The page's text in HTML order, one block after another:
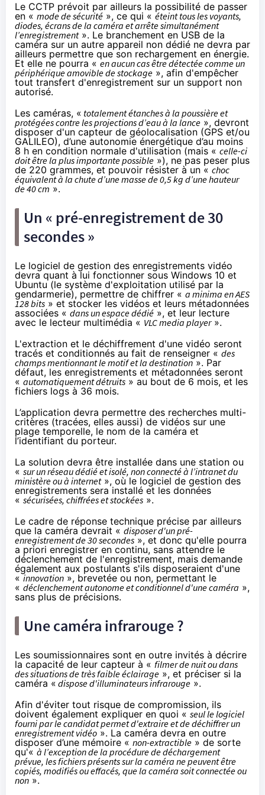
Le CCTP prévoit par ailleurs la possibilité de passer
en « mode de sécurité », ce qui « éteint tous les voyants,
diodes, écrans de la caméra et arrête simultanément
l’enregistrement». Le branchement en USB de la
caméra sur un autre appareil non dédié ne devra par
ailleurs permettre que son rechargement en énergie.
Et elle ne pourra « en aucun cas être détectée comme un
périphérique amovible de stockage », afin d'empêcher
tout transfert d'enregistrement sur un support non
autorisé.
Les caméras, « totalement étanches à la poussière et
protégées contre les projections d’eau à la lance », devront
disposer d'un capteur de géolocalisation (GPS et/ou
GALILEO), d’une autonomie énergétique d’au moins
8 h en condition normale d'utilisation (mais « celle-ci
doit être la plus importante possible »), ne pas peser plus
de 220 grammes, et pouvoir résister à un « choc
équivalent à la chute d’une masse de 0,5 kg d’une hauteur
de 40 cm ».
Un « pré-enregistrement de 30
secondes »
Le logiciel de gestion des enregistrements vidéo
devra quant à lui fonctionner sous Windows 10 et
Ubuntu (le système d'exploitation utilisé par la
gendarmerie), permettre de chiffrer « a minima en AES
128 bits » et stocker les vidéos et leurs métadonnées
associées « dans un espace dédié », et leur lecture
avec le lecteur multimédia « VLC media player».
L'extraction et le déchiffrement d'une vidéo seront
tracés et conditionnés au fait de renseigner « des
champs mentionnant le motif et la destination». Par
défaut, les enregistrements et métadonnées seront
« automatiquement détruits » au bout de 6 mois, et les
fichiers logs à 36 mois.
L’application devra permettre des recherches multi-
critères (tracées, elles aussi) de vidéos sur une
plage temporelle, le nom de la caméra et
l’identifiant du porteur.
La solution devra être installée dans une station ou
« sur un réseau dédié et isolé, non connecté à l’intranet du
ministère ou à internet», où le logiciel de gestion des
enregistrements sera installé et les données
« sécurisées, chiffrées et stockées ».
Le cadre de réponse technique précise par ailleurs
que la caméra devrait « disposer d'un pré-
enregistrement de 30 secondes », et donc qu'elle pourra
a priori enregistrer en continu, sans attendre le
déclenchement de l'enregistrement, mais demande
également aux postulants s'ils disposeraient d'une
«innovation », brevetée ou non, permettant le
« déclenchement autonome et conditionnel d'une caméra »,
sans plus de précisions.
Une caméra infrarouge ?
Les soumissionnaires sont en outre invités à décrire
la capacité de leur capteur à « filmer de nuit ou dans
des situations de très faible éclairage », et préciser si la
caméra « dispose d'illuminateurs infrarouge ».
Afin d'éviter tout risque de compromission, ils
doivent également expliquer en quoi « seul le logiciel
fourni par le candidat permet d'extraire et de déchiffrer un
enregistrement vidéo ». La caméra devra en outre
disposer d’une mémoire « non-extractible » de sorte
qu'« à l’exception de la procédure de déchargement
prévue, les fichiers présents sur la caméra ne peuvent être
copiés, modifiés ou effacés, que la caméra soit connectée ou
non ».